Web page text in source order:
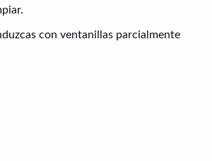
con ventanillas parcialmente